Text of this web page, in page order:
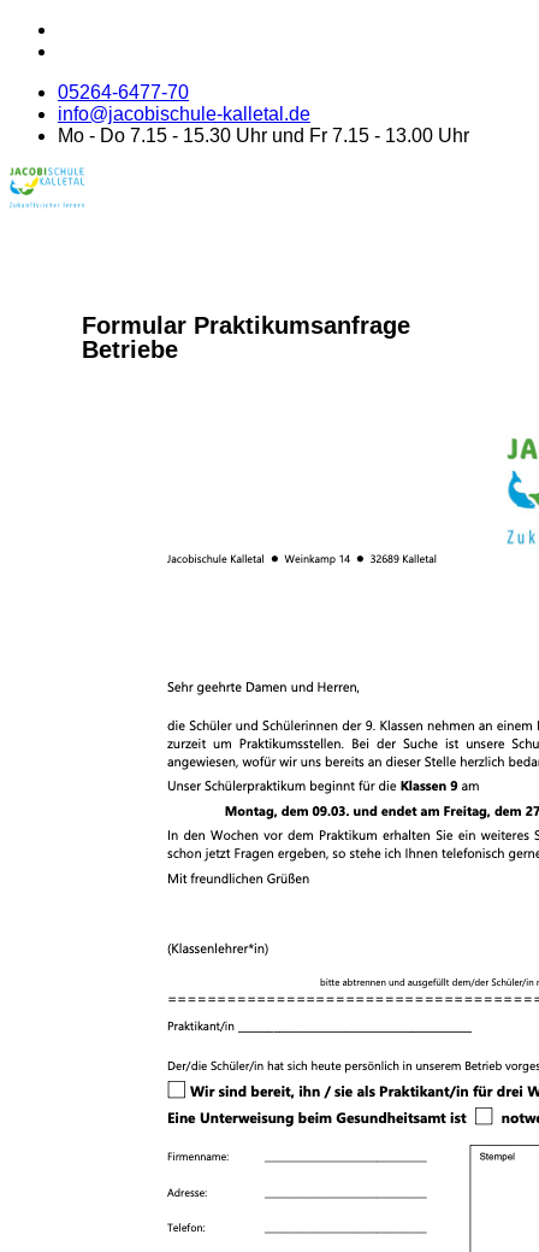
05264-6477-70
info@jacobischule-kalletal.de
Mo - Do 7.15 - 15.30 Uhr und Fr 7.15 - 13.00 Uhr
Formular Praktikumsanfrage
Betriebe